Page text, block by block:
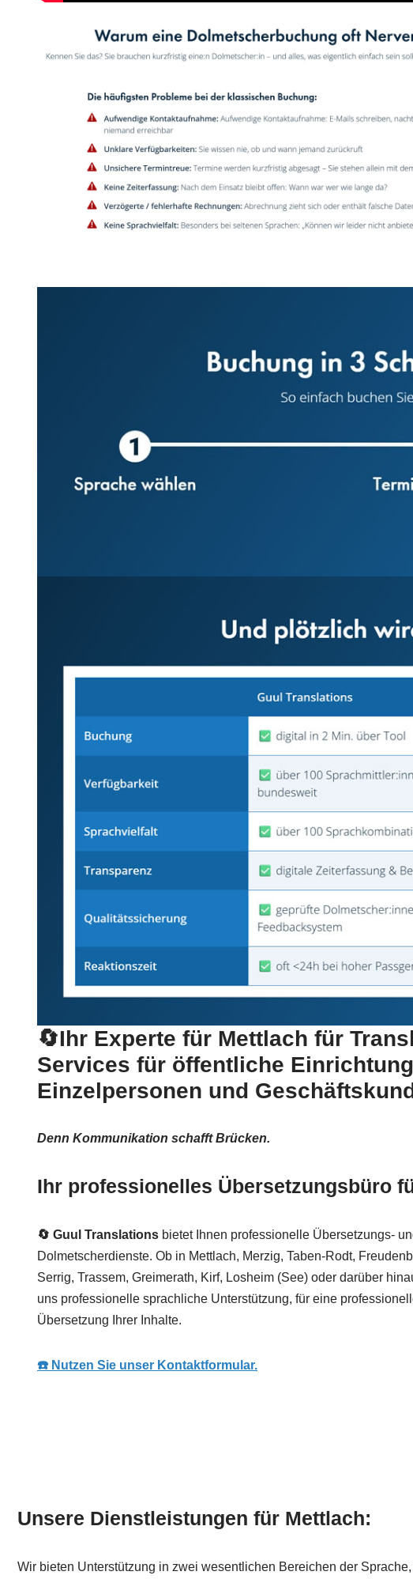
🔄Ihr Experte für Mettlach für
Services für öffentliche
Einzelpersonen und
Denn Kommunikation schafft Brücken.
Ihr professionelles Übersetzungsbüro
🔄 Guul Translations bietet Ihnen professionelle Übersetzungs-
Dolmetscherdienste. Ob in Mettlach, Merzig, Taben-Rodt,
Serrig, Trassem, Greimerath, Kirf, Losheim (See) oder darüber
uns professionelle sprachliche Unterstützung, für eine
Übersetzung Ihrer Inhalte.
☎️ Nutzen Sie unser Kontaktformular.
Unsere Dienstleistungen für Mettlach:
Wir bieten Unterstützung in zwei wesentlichen Bereichen der